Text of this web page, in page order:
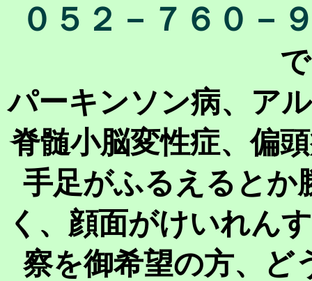
０５２－７６０－
パーキンソン病、ア
脊髄小脳変性症、偏
手足がふるえるとか
く、顔面がけいれん
察を御希望の方、ど